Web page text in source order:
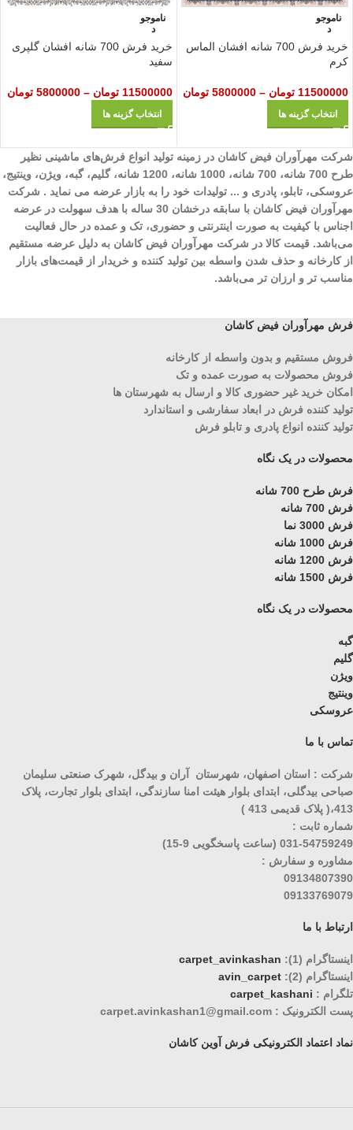
ناموجو
د
خرید فرش 700 شانه افشان الماس
کرم
11500000 تومان –
5800000 تومان
انتخاب گزینه ها
ناموجو
د
خرید فرش 700 شانه افشان گلپری
سفید
11500000 تومان –
5800000 تومان
انتخاب گزینه ها
شرکت مهرآوران فیض کاشان در زمینه تولید انواع فرش‌های ماشینی نظیر
طرح 700 شانه، 700 شانه، 1000 شانه، 1200 شانه، گلیم، گبه، ویژن، وینتیج،
عروسکی، تابلو، پادری و ... تولیدات خود را به بازار عرضه می نماید . شرکت
مهرآوران فیض کاشان با سابقه درخشان 30 ساله با هدف سهولت در عرضه
اجناس با کیفیت به صورت اینترنتی و حضوری، تک و عمده در حال فعالیت
می‌باشد. قیمت کالا در شرکت مهرآوران فیض کاشان به دلیل عرضه مستقیم
از کارخانه و حذف شدن واسطه بین تولید کننده و خریدار از قیمت‌های بازار
مناسب تر و ارزان تر می‌باشد.
فرش مهرآوران فیض کاشان
فروش مستقیم و بدون واسطه از کارخانه
فروش محصولات به صورت عمده و تک
امکان خرید غیر حضوری کالا و ارسال به شهرستان ها
تولید کننده فرش در ابعاد سفارشی و استاندارد
تولید کننده انواع پادری و تابلو فرش
محصولات در یک نگاه
فرش طرح 700 شانه
فرش 700 شانه
فرش 3000 نما
فرش 1000 شانه
فرش 1200 شانه
فرش 1500 شانه
محصولات در یک نگاه
گبه
گلیم
ویژن
وینتیج
عروسکی
تماس با ما
شرکت : استان اصفهان، شهرستان آران و بیدگل، شهرک صنعتی سلیمان
صباحی بیدگلی، ابتدای بلوار هیئت امنا سازندگی، ابتدای بلوار تجارت، پلاک
413،( پلاک قدیمی 413 )
شماره ثابت :
031-54759249 (ساعت پاسخگویی 9-15)
مشاوره و سفارش :
09134807390
09133769079
ارتباط با ما
اینستاگرام (1):
carpet_avinkashan
اینستاگرام (2):
avin_carpet
تلگرام : carpet_kashani
پست الکترونیک : carpet.avinkashan1@gmail.com
نماد اعتماد الکترونیکی فرش آوین کاشان